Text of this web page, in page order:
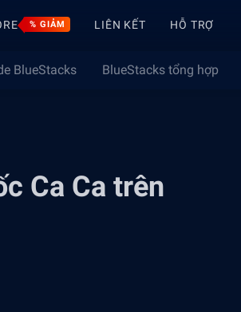
% GIẢM LIÊN KẾT HỖ TRỢ
BlueStacks BlueStacks tổng hợp
Ca Ca trên